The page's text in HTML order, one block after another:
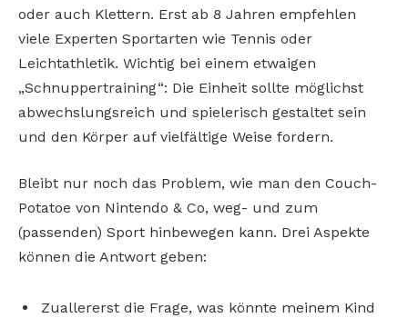
oder auch Klettern. Erst ab 8 Jahren empfehlen
viele Experten Sportarten wie Tennis oder
Leichtathletik. Wichtig bei einem etwaigen
„Schnuppertraining“: Die Einheit sollte möglichst
abwechslungsreich und spielerisch gestaltet sein
und den Körper auf vielfältige Weise fordern.
Bleibt nur noch das Problem, wie man den Couch-
Potatoe von Nintendo & Co, weg- und zum
(passenden) Sport hinbewegen kann. Drei Aspekte
können die Antwort geben:
Zuallererst die Frage, was könnte meinem Kind